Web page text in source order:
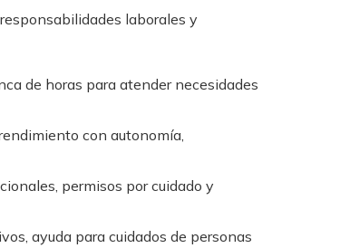
laborales y
de horas para atender necesidades
con autonomía,
permisos por cuidado y
ayuda para cuidados de personas